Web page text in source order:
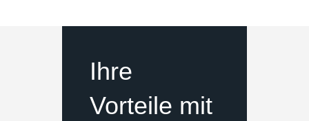
Ihre
Vorteile mit